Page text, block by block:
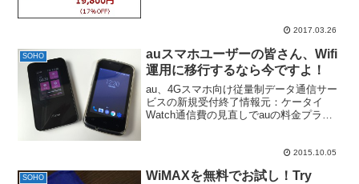
2017.03.26
SOHO
auスマホユーザーの皆さん、Wifi
運用に移行するなら今ですよ！
au、4Gスマホ向け従量制データ通信サー
ビスの新規受付終了情報元：ケータイ
Watch通信費の見直しでauの料金プラン
この時が来たかと思いましたね。現在、3
大キャリアの契...
2015.10.05
SOHO
WiMAXを無料でお試し！Try